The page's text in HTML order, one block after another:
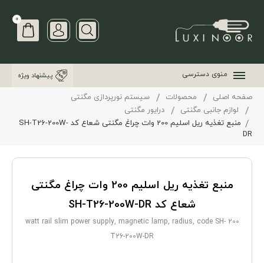
0
منوی دسترسی پیشنهاد ویژه
صفحه اصلی محصولات
سیستم نورپردازی مگنتی
لوازم جانبی مگنتی
درایور مگنتی
منبع تغذیه ریل اسلیم 200 وات چراغ مگنتی شعاع کد SH-T26-200W-
DR
منبع تغذیه ریل اسلیم 200 وات چراغ مگنتی
شعاع کد SH-T26-200W-DR
200 watt rail slim power supply, magnetic lamp, radius, code SH-
T26-200W-DR